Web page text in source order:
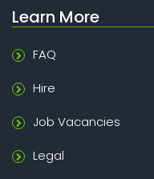
Learn More
FAQ
Hire
Job Vacancies
Legal